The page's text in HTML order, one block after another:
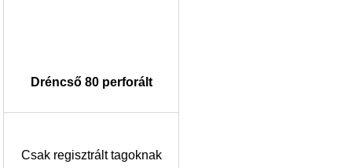
Dréncső 80 perforált
Csak regisztrált tagoknak